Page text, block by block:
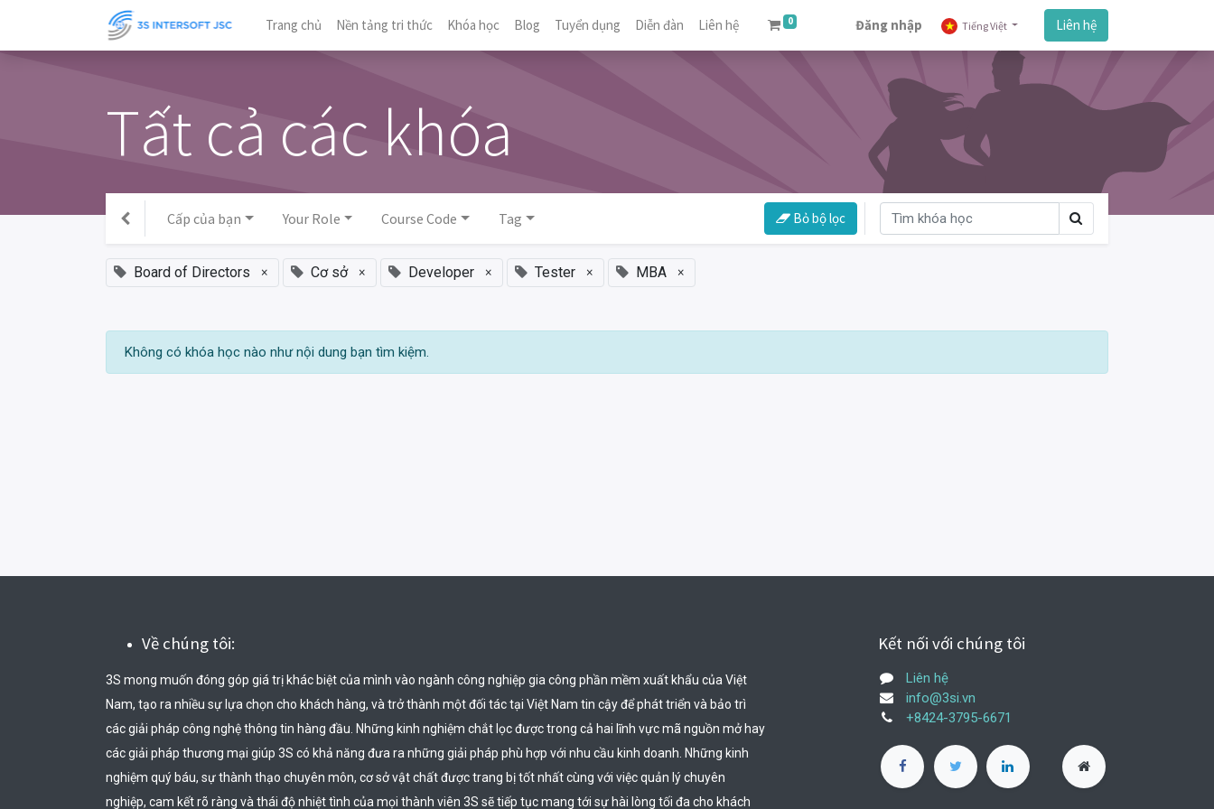
Trang chủ Nền tảng tri thức Khóa học Blog Tuyển dụng Diễn đàn Liên hệ 0 Đăng nhập Tiếng Việt Liên hệ
Tất cả các khóa
Cấp của bạn Your Role Course Code Tag Bỏ bộ lọc
Board of Directors × Cơ sở × Developer × Tester × MBA ×
Không có khóa học nào như nội dung bạn tìm kiệm.
Về chúng tôi:
3S mong muốn đóng góp giá trị khác biệt của mình vào ngành công nghiệp gia công phần mềm xuất khẩu của Việt
Nam, tạo ra nhiều sự lựa chọn cho khách hàng, và trở thành một đối tác tại Việt Nam tin cậy để phát triển và bảo trì
các giải pháp công nghệ thông tin hàng đầu. Những kinh nghiệm chắt lọc được trong cả hai lĩnh vực mã nguồn mở hay
các giải pháp thương mại giúp 3S có khả năng đưa ra những giải pháp phù hợp với nhu cầu kinh doanh. Những kinh
nghiệm quý báu, sự thành thạo chuyên môn, cơ sở vật chất được trang bị tốt nhất cùng với việc quản lý chuyên
nghiệp, cam kết rõ ràng và thái độ nhiệt tình của mọi thành viên 3S sẽ tiếp tục mang tới sự hài lòng tối đa cho khách
Kết nối với chúng tôi
Liên hệ
info@3si.vn
+8424-3795-6671